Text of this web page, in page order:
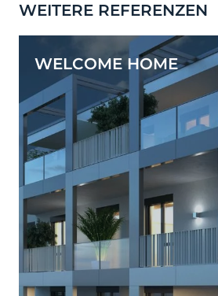
WEITERE REFERENZEN
WELCOME HOME